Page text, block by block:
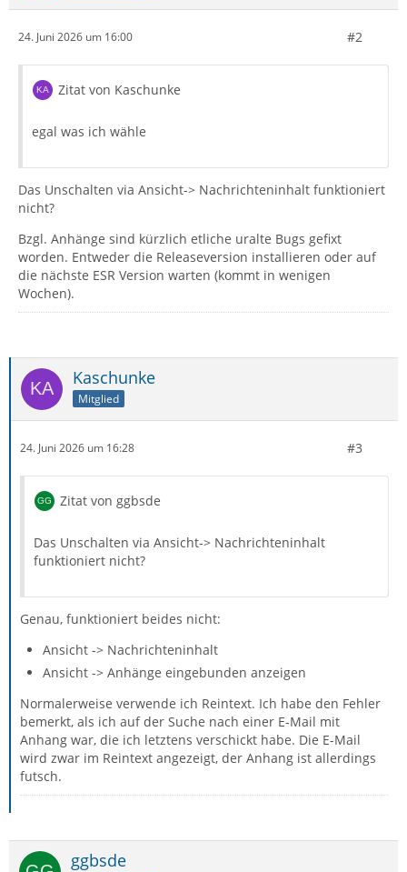
24. Juni 2026 um 16:00 #2
Zitat von Kaschunke
egal was ich wähle
Das Unschalten via Ansicht-> Nachrichteninhalt funktioniert
nicht?
Bzgl. Anhänge sind kürzlich etliche uralte Bugs gefixt
worden. Entweder die Releaseversion installieren oder auf
die nächste ESR Version warten (kommt in wenigen
Wochen).
Kaschunke
Mitglied
24. Juni 2026 um 16:28 #3
Zitat von ggbsde
Das Unschalten via Ansicht-> Nachrichteninhalt
funktioniert nicht?
Genau, funktioniert beides nicht:
Ansicht -> Nachrichteninhalt
Ansicht -> Anhänge eingebunden anzeigen
Normalerweise verwende ich Reintext. Ich habe den Fehler
bemerkt, als ich auf der Suche nach einer E-Mail mit
Anhang war, die ich letztens verschickt habe. Die E-Mail
wird zwar im Reintext angezeigt, der Anhang ist allerdings
futsch.
ggbsde